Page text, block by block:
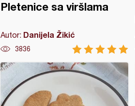
Pletenice sa viršlama
Autor: Danijela Žikić
3836